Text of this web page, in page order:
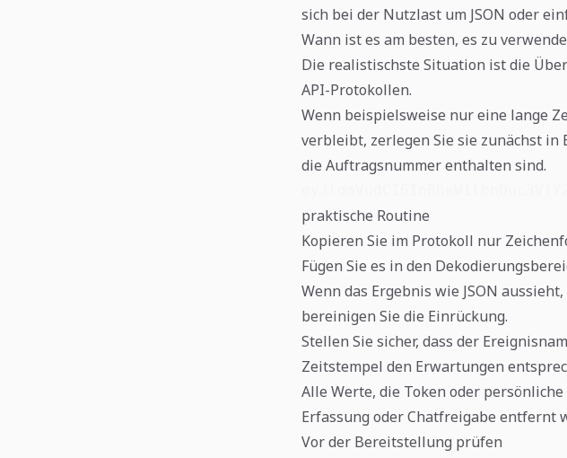
sich bei der Nutzlast um JSON oder
Wann ist es am besten, es zu
Die realistischste Situation ist die
API-Protokollen.
Wenn beispielsweise nur eine lange
verbleibt, zerlegen Sie sie zunächst in
die Auftragsnummer enthalten sind.
praktische Routine
Kopieren Sie im Protokoll nur
Fügen Sie es in den
Wenn das Ergebnis wie JSON
bereinigen Sie die Einrückung.
Stellen Sie sicher, dass der
Zeitstempel den Erwartungen
Alle Werte, die Token oder
Erfassung oder Chatfreigabe entfernt
Vor der Bereitstellung prüfen